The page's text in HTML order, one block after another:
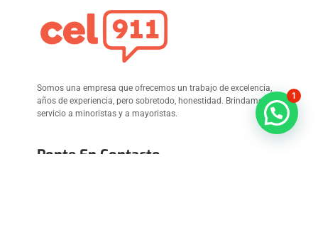
Somos una empresa que ofrecemos un trabajo de excelencia,
años de experiencia, pero sobretodo, honestidad. Brindamos
servicio a minoristas y a mayoristas.
Ponte En Contacto
1